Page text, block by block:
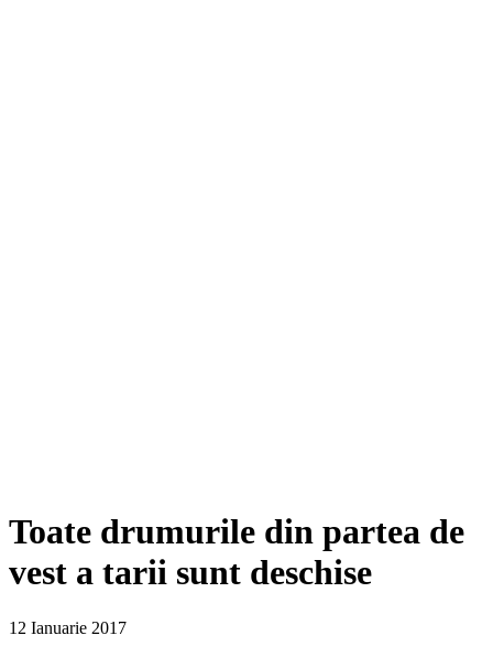
Toate drumurile din partea de
vest a tarii sunt deschise
12 Ianuarie 2017